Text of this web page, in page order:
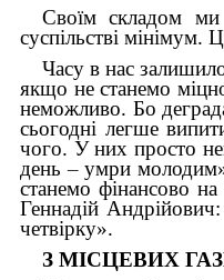
Своїм складом ми
суспільстві
Часу в нас
якщо не станемо
неможливо. Бо
сьогодні легше
чого. У них просто
день–умри
станемо фінансово
Геннадій
четвірку».
З МІСЦЕВИХ